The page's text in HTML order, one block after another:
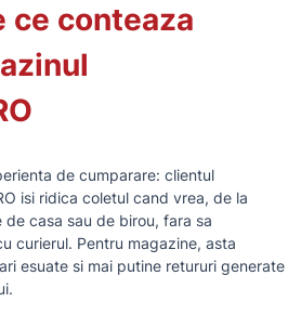
ce conteaza
de cumparare: clientul
isi ridica coletul cand vrea, de la
casa sau de birou, fara sa
curierul. Pentru magazine, asta
esuate si mai putine retururi generate